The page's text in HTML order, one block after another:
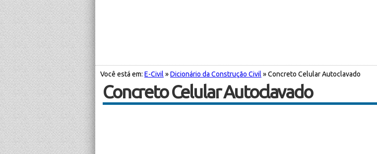
Você está em: E-Civil »Dicionário da Construção Civil » Concreto Celular Autoclavado
Concreto Celular Autoclavado